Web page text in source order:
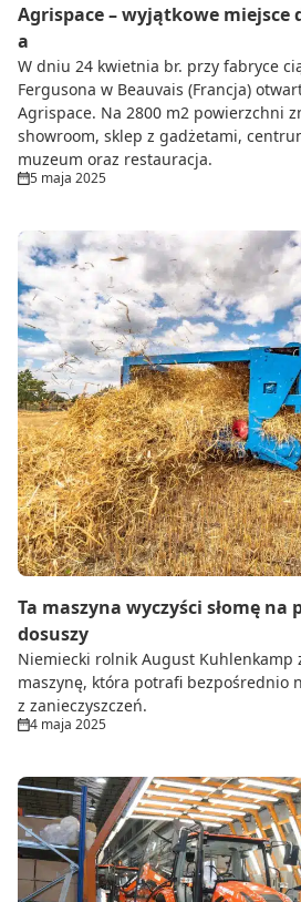
Agrispace – wyjątkowe miejsce
a
W dniu 24 kwietnia br. przy fabryce
Fergusona w Beauvais (Francja)
Agrispace. Na 2800 m2 powierzchni
showroom, sklep z gadżetami,
muzeum oraz restauracja.
5 maja 2025
Ta maszyna wyczyści słomę
dosuszy
Niemiecki rolnik August Kuhlenkamp
maszynę, która potrafi bezpośrednio
z zanieczyszczeń.
4 maja 2025